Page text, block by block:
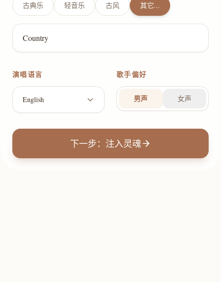
古典乐 轻音乐 古风 其它...
演唱语言
English
歌手偏好
男声 女声
下一步：注入灵魂